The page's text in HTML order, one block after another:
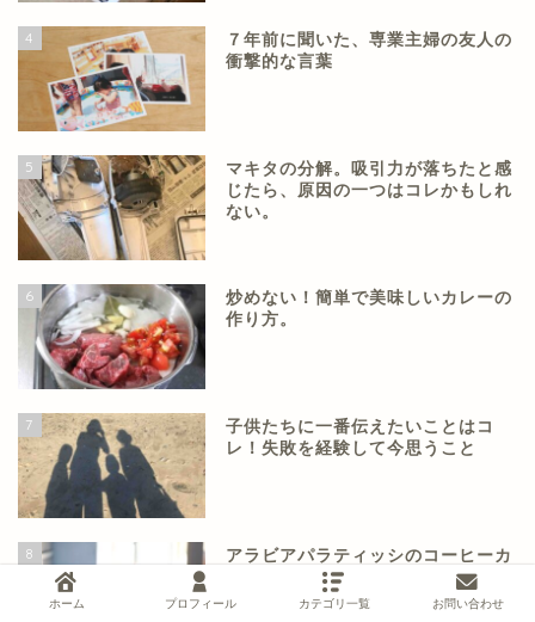
4
７年前に聞いた、専業主婦の友人の
衝撃的な言葉
5
マキタの分解。吸引力が落ちたと感
じたら、原因の一つはコレかもしれ
ない。
6
炒めない！簡単で美味しいカレーの
作り方。
7
子供たちに一番伝えたいことはコ
レ！失敗を経験して今思うこと
8
アラビアパラティッシのコーヒーカ
ップとティーカップを両方使ってみ
た感想！
ホーム プロフィール カテゴリ一覧 お問い合わせ